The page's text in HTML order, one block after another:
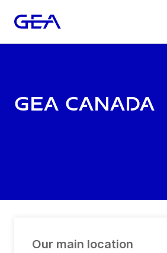
GEA Canada
Our main location